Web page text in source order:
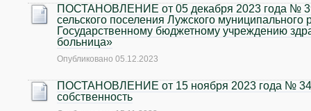
ПОСТАНОВЛЕНИЕ от 05 декабря 2023 года №
сельского поселения Лужского
Государственному бюджетному учреждению
больница»
Опубликовано 05.12.2023
ПОСТАНОВЛЕНИЕ от 15 ноября 2023 года №
собственность